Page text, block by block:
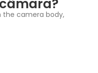
the camera body,